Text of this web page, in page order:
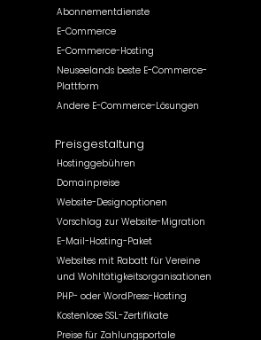
Abonnementdienste
E-Commerce
E-Commerce-Hosting
Neuseelands beste E-Commerce-
Plattform
Andere E-Commerce-Lösungen
Preisgestaltung
Hostinggebühren
Domainpreise
Website-Designoptionen
Vorschlag zur Website-Migration
E-Mail-Hosting-Paket
Websites mit Rabatt für Vereine
und Wohltätigkeitsorganisationen
PHP- oder WordPress-Hosting
Kostenlose SSL-Zertifikate
Preise für Zahlungsportale